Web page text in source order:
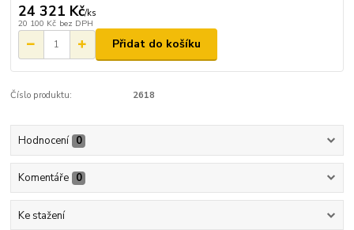
24 321 Kč/ks
20 100 Kč bez DPH
Přidat do košíku
Číslo produktu: 2618
Hodnocení 0
Komentáře 0
Ke stažení